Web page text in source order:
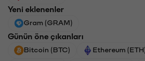
Yeni eklenenler
Gram (GRAM)
Günün öne çıkanları
Bitcoin (BTC) Ethereum